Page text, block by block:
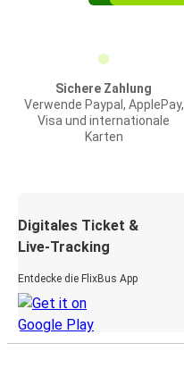
Sichere Zahlung
Verwende Paypal, ApplePay,
Visa und internationale
Karten
Digitales Ticket &
Live-Tracking
Entdecke die FlixBus App